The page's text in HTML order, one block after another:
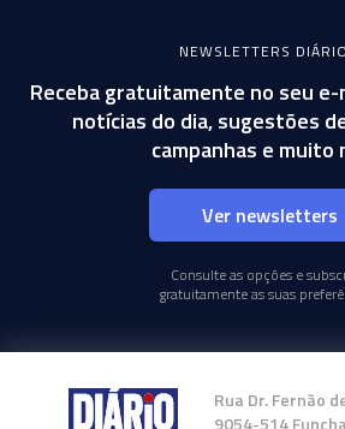
NEWSLETTERS DIÁRIO
Receba gratuitamente no seu e-
notícias do dia, sugestões
campanhas e muito
Ver newsletters
Consulte as opções e
gratuitamente as suas
Rua Dr. Fernão
9054-514